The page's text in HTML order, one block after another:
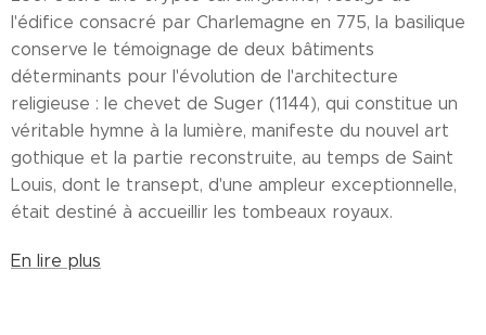
l'édifice consacré par Charlemagne en 775, la basilique
conserve le témoignage de deux bâtiments
déterminants pour l'évolution de l'architecture
religieuse : le chevet de Suger (1144), qui constitue un
véritable hymne à la lumière, manifeste du nouvel art
gothique et la partie reconstruite, au temps de Saint
Louis, dont le transept, d'une ampleur exceptionnelle,
était destiné à accueillir les tombeaux royaux.
En lire plus